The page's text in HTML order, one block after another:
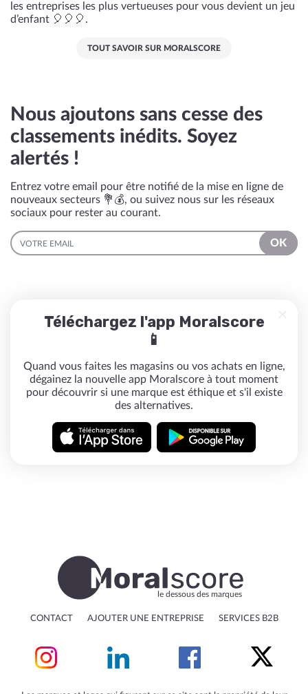
les entreprises les plus vertueuses pour vous devient un jeu
d’enfant 🎈🎈🎈.
TOUT SAVOIR SUR MORALSCORE
Nous ajoutons sans cesse des
classements inédits. Soyez
alertés !
Entrez votre email pour être notifié de la mise en ligne de
nouveaux secteurs 💐💰, ou suivez nous sur les réseaux
sociaux pour rester au courant.
EMAIL
OK
Téléchargez l'app Moralscore
📱
Quand vous faites les magasins ou vos achats en ligne,
dégainez la nouvelle app Moralscore à tout moment
pour découvrir si une marque est éthique et s'il existe
des alternatives.
le dessous des marques
CONTACT AJOUTER UNE ENTREPRISE SERVICES B2B